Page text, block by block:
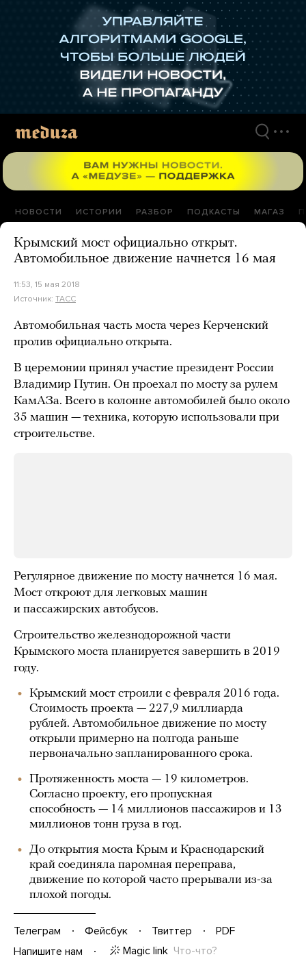
НОВОСТИ ИСТОРИИ РАЗБОР ПОДКАСТЫ МАГАЗ
Крымский мост официально открыт.
Автомобильное движение начнется 16 мая
11:53, 15 мая 2018
Источник: ТАСС
Автомобильная часть моста через Керченский
пролив официально открыта.
В церемонии принял участие президент России
Владимир Путин. Он проехал по мосту за рулем
КамАЗа. Всего в колонне автомобилей было около
35 машин — техника, которую использовали при
строительстве.
Регулярное движение по мосту начнется 16 мая.
Мост откроют для легковых машин
и пассажирских автобусов.
Строительство железнодорожной части
Крымского моста планируется завершить в 2019
году.
Крымский мост строили с февраля 2016 года.
Стоимость проекта — 227,9 миллиарда
рублей. Автомобильное движение по мосту
открыли примерно на полгода раньше
первоначально запланированного срока.
Протяженность моста — 19 километров.
Согласно проекту, его пропускная
способность — 14 миллионов пассажиров и 13
миллионов тонн груза в год.
До открытия моста Крым и Краснодарский
край соединяла паромная переправа,
движение по которой часто прерывали из-за
плохой погоды.
Телеграм Фейсбук Твиттер
PDF
Напишите нам
Magic link Что-что?